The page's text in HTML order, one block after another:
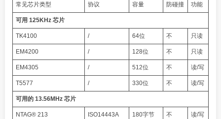
常见芯片类型 协议 容量 防碰撞 功能
可用 125KHz 芯片
TK4100 / 64位 不 只读
EM4200 / 128位 不 只读
EM4305 / 512位 不 读/写
T5577 / 330位 不 读/写
可用的 13.56MHz 芯片
NTAG® 213 ISO14443A 180字节 不 读/写